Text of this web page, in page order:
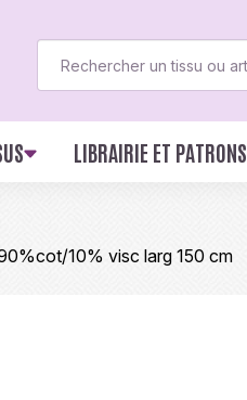
LIBRAIRIE ET PATRONS
10% visc larg 150 cm